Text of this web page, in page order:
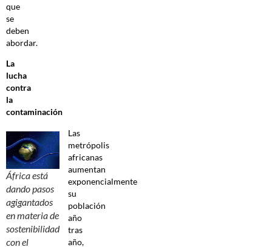
que
se
deben
abordar.
La
lucha
contra
la
contaminación
África está
dando pasos
agigantados
en materia de
sostenibilidad
con el
Las
metrópolis
africanas
aumentan
exponencialmente
su
población
año
tras
año,